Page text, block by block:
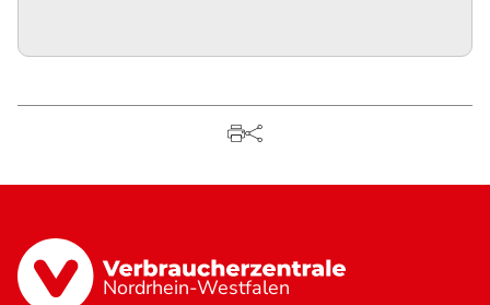
Nordrhein-Westfalen